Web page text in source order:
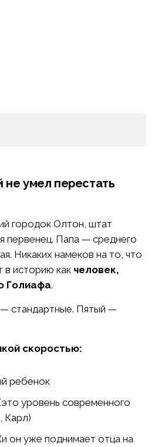
не умел перестать
городок Олтон, штат
первенец. Папа — среднего
Никаких намеков на то, что
в историю как человек,
Голиафа.
стандартные. Пятый —
скоростью:
ребенок
уровень современного
Карл)
он уже поднимает отца на